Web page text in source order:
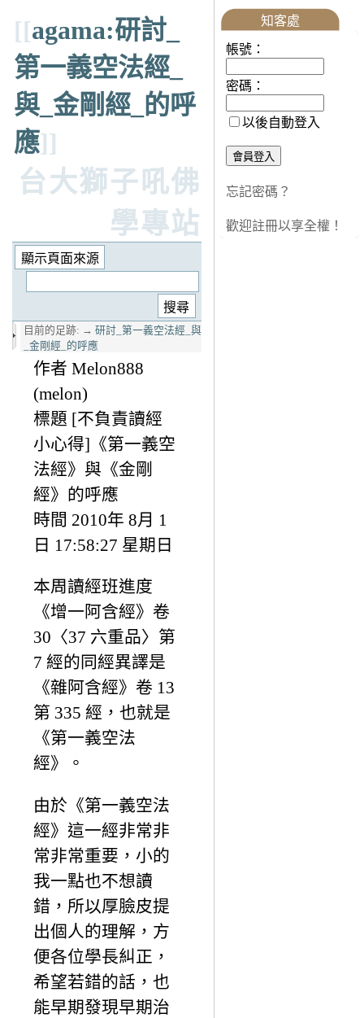
[[agama:研討_
第一義空法經_
與_金剛經_的呼
應]]
台大獅子吼佛
學專站
目前的足跡: → 研討_第一義空法經_與
_金剛經_的呼應
作者 Melon888
(melon)
標題 [不負責讀經
小心得]《第一義空
法經》與《金剛
經》的呼應
時間 2010年 8月 1
日 17:58:27 星期日
本周讀經班進度
《增一阿含經》卷
30〈37 六重品〉第
7 經的同經異譯是
《雜阿含經》卷 13
第 335 經，也就是
《第一義空法
經》。
由於《第一義空法
經》這一經非常非
常非常重要，小的
我一點也不想讀
錯，所以厚臉皮提
出個人的理解，方
便各位學長糾正，
希望若錯的話，也
能早期發現早期治
知客處
帳號：
密碼：
以後自動登入
忘記密碼？
歡迎註冊以享全權！